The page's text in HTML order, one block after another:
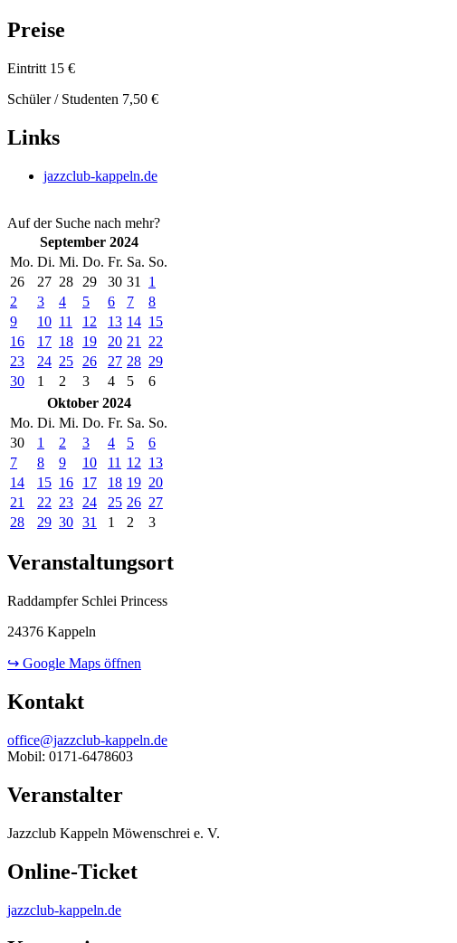
Preise
Eintritt 15 €
Schüler / Studenten 7,50 €
Links
jazzclub-kappeln.de
Auf der Suche nach mehr?
September 2024
Mo. Di. Mi. Do. Fr. Sa. So.
26
27 28 29 30 31
1
2
3 4 5 6 7
8
9
10 11 12 13 14 15
16
17 18 19 20 21
22
23
24 25 26 27 28 29
30
1 2 3 4 5
6
Oktober 2024
Mo. Di. Mi. Do. Fr. Sa. So.
30
1 2 3 4 5
6
7
8 9 10 11 12 13
14
15 16 17 18 19 20
21
22 23 24 25 26 27
28
29 30 31 1 2 3
Veranstaltungsort
Raddampfer Schlei Princess
24376 Kappeln
↪ Google Maps öffnen
Kontakt
office@jazzclub-kappeln.de
Mobil: 0171-6478603
Veranstalter
Jazzclub Kappeln Möwenschrei e. V.
Online-Ticket
jazzclub-kappeln.de